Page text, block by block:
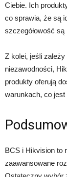
Ciebie. Ich
co sprawia, że są
szczegółowość są
Z kolei, jeśli
niezawodności,
produkty oferują
warunkach, co
BCS i Hikvision to
zaawansowane